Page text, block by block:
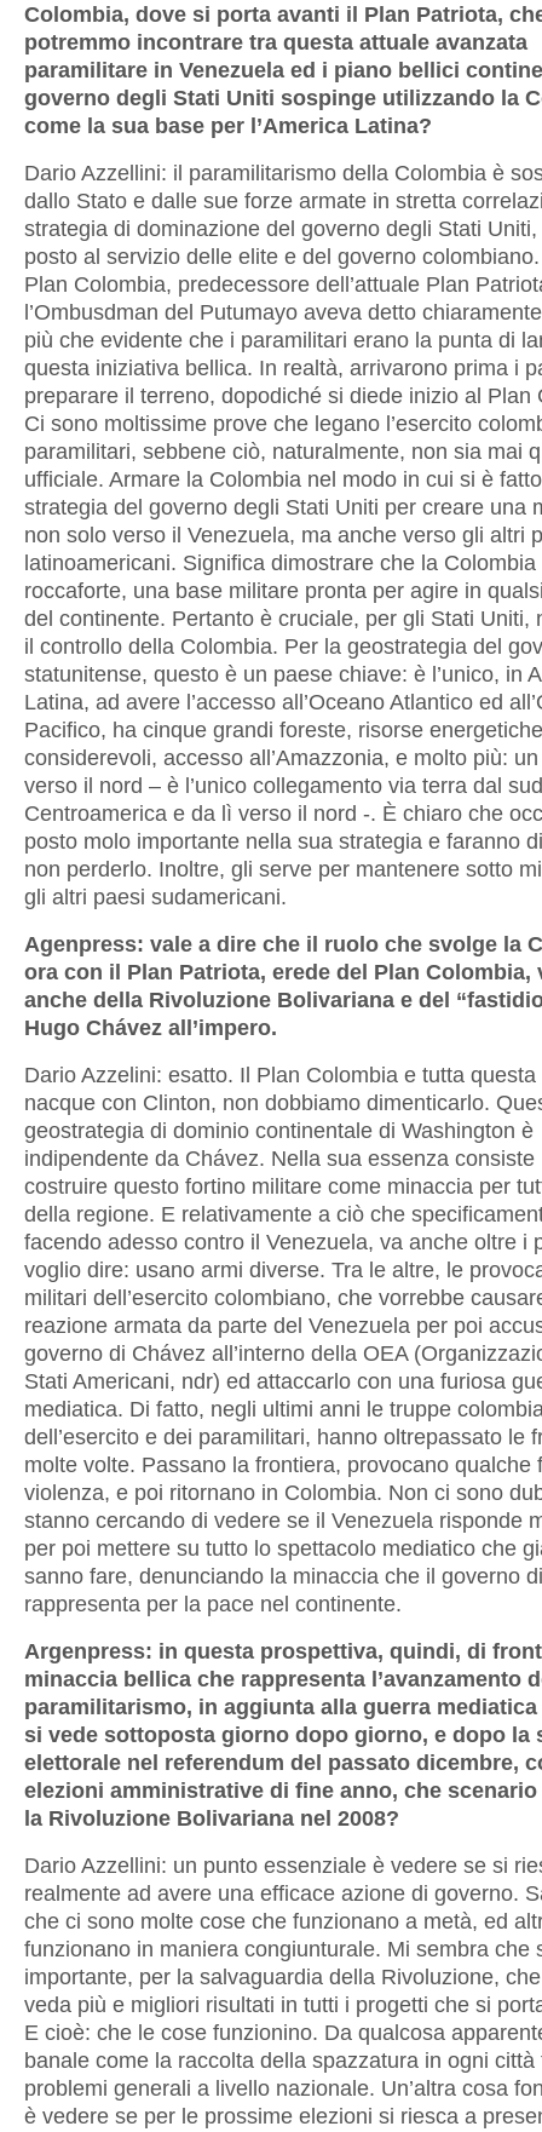
Colombia, dove si porta avanti il Plan Patriota,
potremmo incontrare tra questa attuale avanzata
paramilitare in Venezuela ed i piano bellici
governo degli Stati Uniti sospinge utilizzando la
come la sua base per l’America Latina?
Dario Azzellini: il paramilitarismo della Colombia è
dallo Stato e dalle sue forze armate in stretta
strategia di dominazione del governo degli Stati
posto al servizio delle elite e del governo
Plan Colombia, predecessore dell’attuale Plan
l’Ombusdman del Putumayo aveva detto
più che evidente che i paramilitari erano la punta di
questa iniziativa bellica. In realtà, arrivarono prima i
preparare il terreno, dopodiché si diede inizio al Plan
Ci sono moltissime prove che legano l’esercito
paramilitari, sebbene ciò, naturalmente, non sia mai
ufficiale. Armare la Colombia nel modo in cui si è
strategia del governo degli Stati Uniti per creare una
non solo verso il Venezuela, ma anche verso gli altri
latinoamericani. Significa dimostrare che la Colombia
roccaforte, una base militare pronta per agire in
del continente. Pertanto è cruciale, per gli Stati Uniti,
il controllo della Colombia. Per la geostrategia del
statunitense, questo è un paese chiave: è l’unico, in
Latina, ad avere l’accesso all’Oceano Atlantico ed
Pacifico, ha cinque grandi foreste, risorse energetiche
considerevoli, accesso all’Amazzonia, e molto più:
verso il nord – è l’unico collegamento via terra dal
Centroamerica e da lì verso il nord -. È chiaro che
posto molo importante nella sua strategia e faranno
non perderlo. Inoltre, gli serve per mantenere sotto
gli altri paesi sudamericani.
Agenpress: vale a dire che il ruolo che svolge la
ora con il Plan Patriota, erede del Plan Colombia,
anche della Rivoluzione Bolivariana e del
Hugo Chávez all’impero.
Dario Azzelini: esatto. Il Plan Colombia e tutta
nacque con Clinton, non dobbiamo dimenticarlo.
geostrategia di dominio continentale di Washington è
indipendente da Chávez. Nella sua essenza consiste
costruire questo fortino militare come minaccia per
della regione. E relativamente a ciò che
facendo adesso contro il Venezuela, va anche oltre i
voglio dire: usano armi diverse. Tra le altre, le
militari dell’esercito colombiano, che vorrebbe
reazione armata da parte del Venezuela per poi
governo di Chávez all’interno della OEA
Stati Americani, ndr) ed attaccarlo con una furiosa
mediatica. Di fatto, negli ultimi anni le truppe
dell’esercito e dei paramilitari, hanno oltrepassato le
molte volte. Passano la frontiera, provocano qualche
violenza, e poi ritornano in Colombia. Non ci sono
stanno cercando di vedere se il Venezuela risponde
per poi mettere su tutto lo spettacolo mediatico che
sanno fare, denunciando la minaccia che il governo
rappresenta per la pace nel continente.
Argenpress: in questa prospettiva, quindi, di
minaccia bellica che rappresenta l’avanzamento
paramilitarismo, in aggiunta alla guerra mediatica
si vede sottoposta giorno dopo giorno, e dopo la
elettorale nel referendum del passato dicembre,
elezioni amministrative di fine anno, che scenario
la Rivoluzione Bolivariana nel 2008?
Dario Azzellini: un punto essenziale è vedere se si
realmente ad avere una efficace azione di governo.
che ci sono molte cose che funzionano a metà, ed
funzionano in maniera congiunturale. Mi sembra che
importante, per la salvaguardia della Rivoluzione,
veda più e migliori risultati in tutti i progetti che si
E cioè: che le cose funzionino. Da qualcosa
banale come la raccolta della spazzatura in ogni città
problemi generali a livello nazionale. Un’altra cosa
è vedere se per le prossime elezioni si riesca a